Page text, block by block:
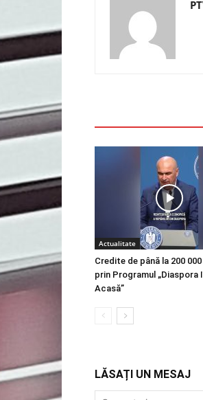
Actualitate
Credite de până la 200
prin Programul „Diaspora
Acasă”
LĂSAȚI UN MESAJ